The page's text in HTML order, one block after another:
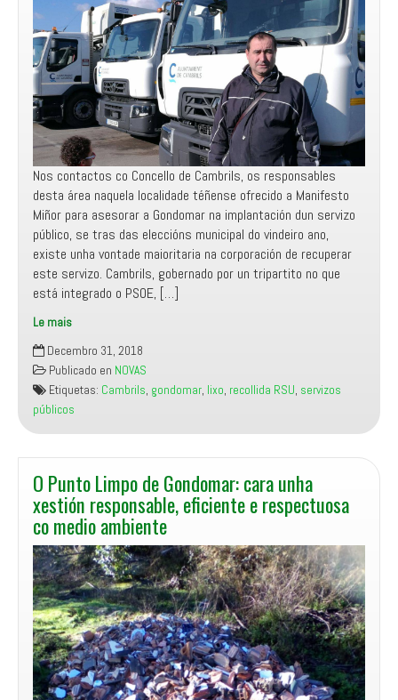
arranxos
de
camiños,
auga
pública)
e
anuncia
a
construcción
dun
“pipicán”
e
dun
parque
de
skate
por
importe
de
152
000
euros
Nos contactos co Concello de Cambrils, os responsables
desta área naquela localidade téñense ofrecido a Manifesto
Miñor para asesorar a Gondomar na implantación dun servizo
público, se tras das eleccións municipal do vindeiro ano,
existe unha vontade maioritaria na corporación de recuperar
este servizo. Cambrils, gobernado por un tripartito no que
está integrado o PSOE, […]
Le mais
Cambrils
ofrécese
a
asesorar
nun
plan
público
de
recollida
de
residuos
Decembro 31, 2018
Publicado en NOVAS
Etiquetas: Cambrils, gondomar, lixo, recollida RSU, servizos
públicos
O Punto Limpo de Gondomar: cara unha
xestión responsable, eficiente e respectuosa
co medio ambiente